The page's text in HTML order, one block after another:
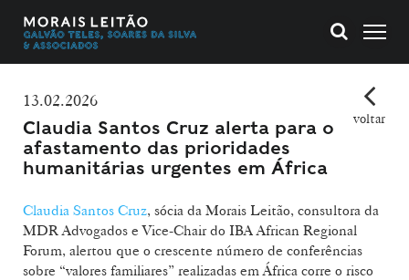
13.02.2026
Claudia Santos Cruz alerta para o
afastamento das prioridades
humanitárias urgentes em África
voltar
Claudia Santos Cruz, sócia da Morais Leitão, consultora da
MDR Advogados e Vice-Chair do IBA African Regional
Forum, alertou que o crescente número de conferências
sobre “valores familiares” realizadas em África corre o risco